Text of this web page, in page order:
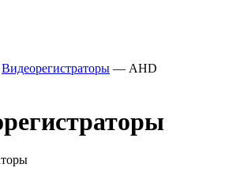
Видеорегистраторы — AHD